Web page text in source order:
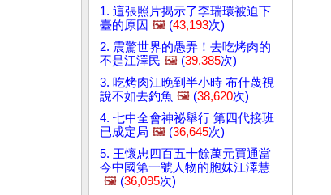
1. 這張照片揭示了李瑞環被迫下
臺的原因 🖼️ (43,193次)
2. 震驚世界的愚弄！去吃烤肉的
不是江澤民 🖼️ (39,385次)
3. 吃烤肉江晚到半小時 布什蔑視
說不如去釣魚 🖼️ (38,620次)
4. 七中全會神祕舉行 第四代接班
已成定局 🖼️ (36,645次)
5. 王懷忠四百五十餘萬元買通當
今中國第一號人物的胞妹江澤慧
🖼️ (36,095次)